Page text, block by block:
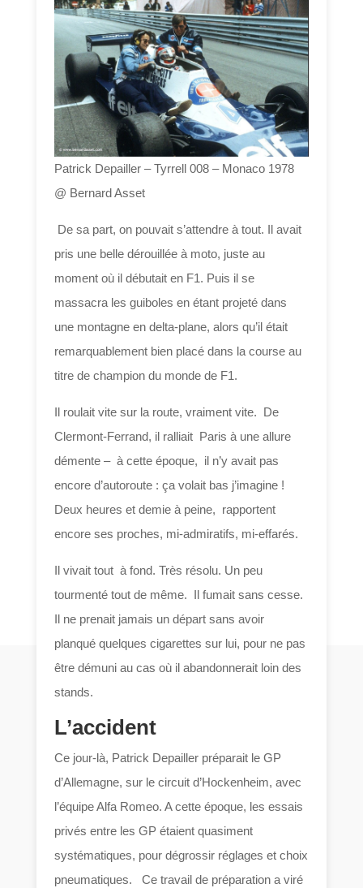
Patrick Depailler – Tyrrell 008 – Monaco 1978
@ Bernard Asset
De sa part, on pouvait s’attendre à tout. Il avait
pris une belle dérouillée à moto, juste au
moment où il débutait en F1. Puis il se
massacra les guiboles en étant projeté dans
une montagne en delta-plane, alors qu’il était
remarquablement bien placé dans la course au
titre de champion du monde de F1.
Il roulait vite sur la route, vraiment vite. De
Clermont-Ferrand, il ralliait Paris à une allure
démente – à cette époque, il n’y avait pas
encore d’autoroute : ça volait bas j’imagine !
Deux heures et demie à peine, rapportent
encore ses proches, mi-admiratifs, mi-effarés.
Il vivait tout à fond. Très résolu. Un peu
tourmenté tout de même. Il fumait sans cesse.
Il ne prenait jamais un départ sans avoir
planqué quelques cigarettes sur lui, pour ne pas
être démuni au cas où il abandonnerait loin des
stands.
L’accident
Ce jour-là, Patrick Depailler préparait le GP
d’Allemagne, sur le circuit d’Hockenheim, avec
l’équipe Alfa Romeo. A cette époque, les essais
privés entre les GP étaient quasiment
systématiques, pour dégrossir réglages et choix
pneumatiques. Ce travail de préparation a viré